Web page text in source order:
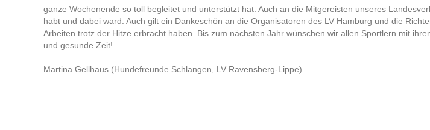
ganze Wochenende so toll begleitet und unterstützt hat. Auch an die Mitgereisten unseres
habt und dabei ward. Auch gilt ein Dankeschön an die Organisatoren des LV Hamburg und die
Arbeiten trotz der Hitze erbracht haben. Bis zum nächsten Jahr wünschen wir allen Sportlern mit
und gesunde Zeit!
Martina Gellhaus (Hundefreunde Schlangen, LV Ravensberg-Lippe)